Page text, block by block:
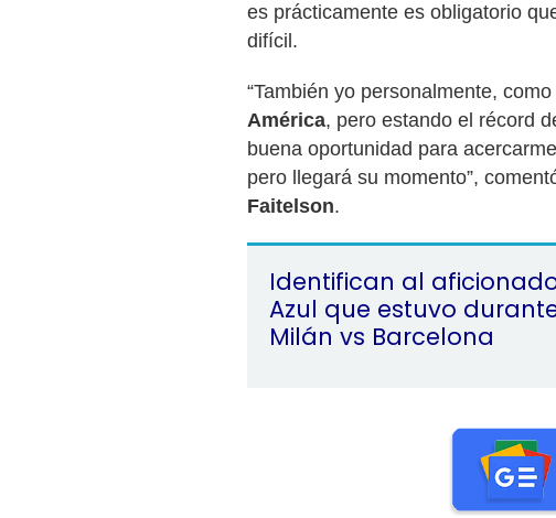
es prácticamente es obligatorio
difícil.
“También yo personalmente,
América, pero estando el récord
buena oportunidad para
pero llegará su momento”,
Faitelson.
Identifican al
Azul que estuvo
Milán vs Barcelona